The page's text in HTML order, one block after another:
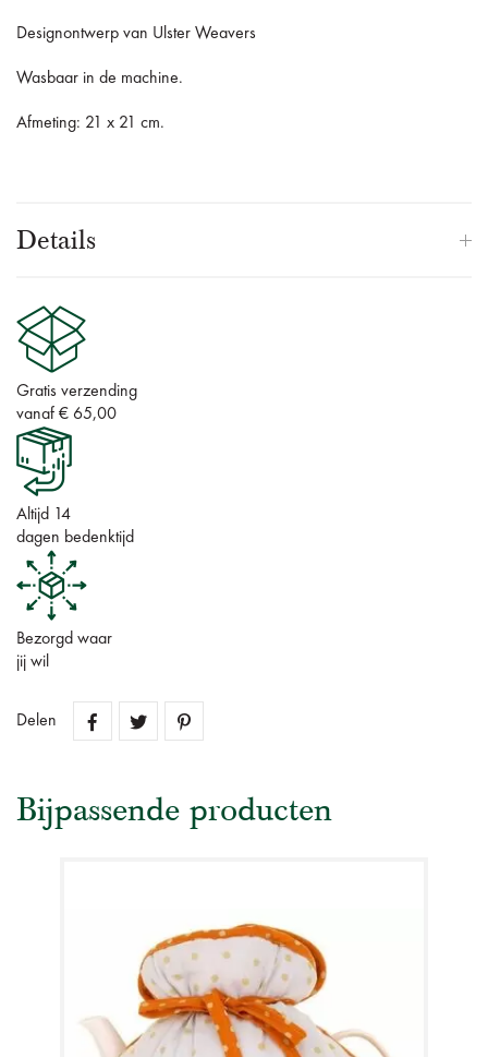
Designontwerp van Ulster Weavers
Wasbaar in de machine.
Afmeting: 21 x 21 cm.
Details
Gratis verzending
vanaf € 65,00
Altijd 14
dagen bedenktijd
Bezorgd waar
jij wil
Delen
Bijpassende producten